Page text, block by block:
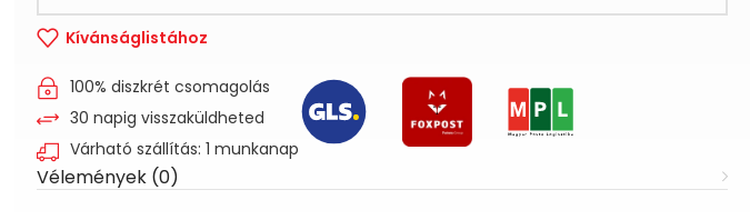
Kívánságlistához
100% diszkrét csomagolás
30 napig visszaküldheted
Várható szállítás: 1 munkanap
Vélemények (0)